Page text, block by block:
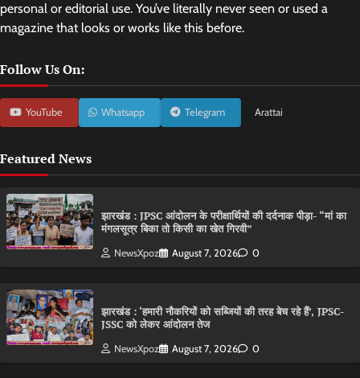
personal or editorial use. You’ve literally never seen or used a
magazine that looks or works like this before.
Follow Us On:
YouTube Whatsapp Telegram Arattai
Featured News
झारखंड : JPSC आंदोलन के परीक्षार्थियों की दर्दनाक पीड़ा- “मां का
मंगलसूत्र बिका तो किसी का खेत गिरवी”
NewsXpoz August 7, 2026 0
झारखंड : ‘हमारी नौकरियों को सब्जियों की तरह बेच रहे हैं’, JPSC-
JSSC को लेकर आंदोलन तेज
NewsXpoz August 7, 2026 0